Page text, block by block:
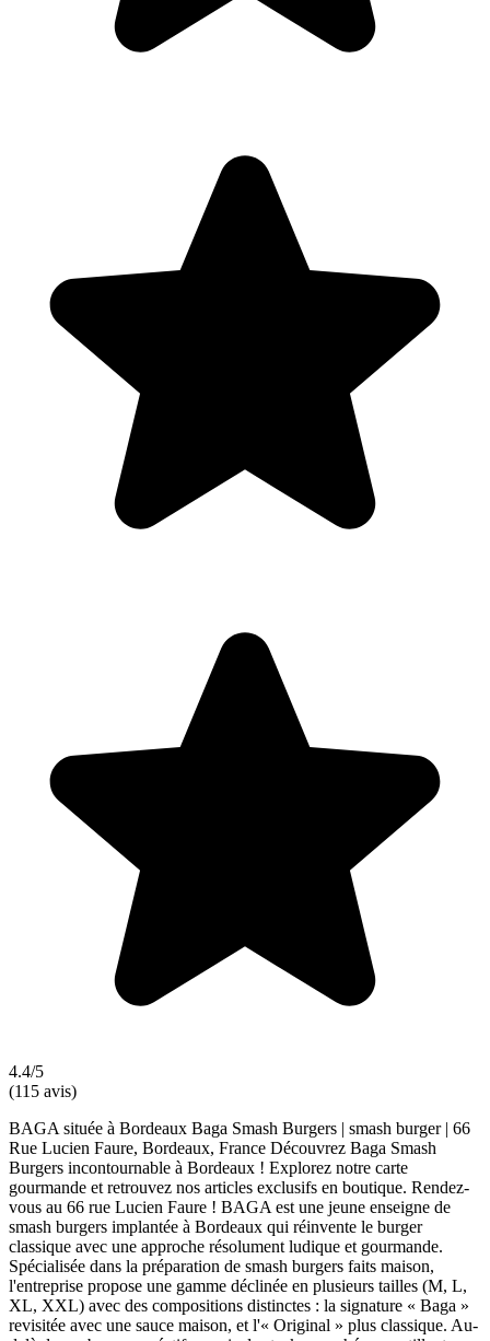
4.4/5
(115 avis)
BAGA située à Bordeaux Baga Smash Burgers | smash burger | 66
Rue Lucien Faure, Bordeaux, France Découvrez Baga Smash
Burgers incontournable à Bordeaux ! Explorez notre carte
gourmande et retrouvez nos articles exclusifs en boutique. Rendez-
vous au 66 rue Lucien Faure ! BAGA est une jeune enseigne de
smash burgers implantée à Bordeaux qui réinvente le burger
classique avec une approche résolument ludique et gourmande.
Spécialisée dans la préparation de smash burgers faits maison,
l'entreprise propose une gamme déclinée en plusieurs tailles (M, L,
XL, XXL) avec des compositions distinctes : la signature « Baga »
revisitée avec une sauce maison, et l'« Original » plus classique. Au-